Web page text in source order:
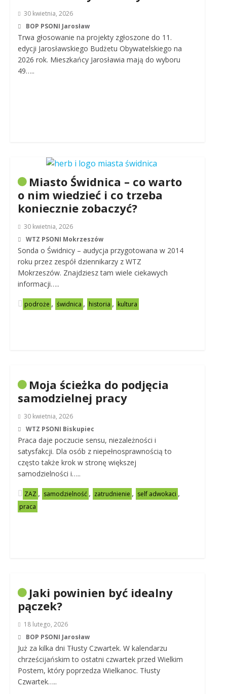
30 kwietnia, 2026
BOP PSONI Jarosław
Trwa głosowanie na projekty zgłoszone do 11.
edycji Jarosławskiego Budżetu Obywatelskiego na
2026 rok. Mieszkańcy Jarosławia mają do wyboru
49…..
Miasto Świdnica – co warto
o nim wiedzieć i co trzeba
koniecznie zobaczyć?
30 kwietnia, 2026
WTZ PSONI Mokrzeszów
Sonda o Świdnicy – audycja przygotowana w 2014
roku przez zespół dziennikarzy z WTZ
Mokrzeszów. Znajdziesz tam wiele ciekawych
informacji…..
podroże , świdnica , historia , kultura
Moja ścieżka do podjęcia
samodzielnej pracy
30 kwietnia, 2026
WTZ PSONI Biskupiec
Praca daje poczucie sensu, niezależności i
satysfakcji. Dla osób z niepełnosprawnością to
często także krok w stronę większej
samodzielności i…..
ZAZ , samodzielność , zatrudnienie , self adwokaci ,
praca
Jaki powinien być idealny
pączek?
18 lutego, 2026
BOP PSONI Jarosław
Już za kilka dni Tłusty Czwartek. W kalendarzu
chrześcijańskim to ostatni czwartek przed Wielkim
Postem, który poprzedza Wielkanoc. Tłusty
Czwartek…..